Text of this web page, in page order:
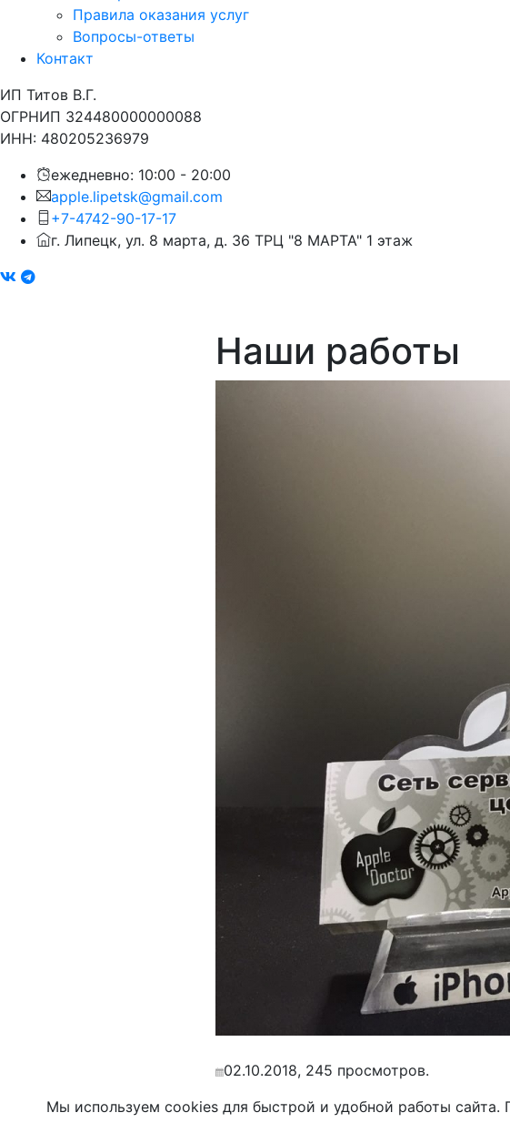
Правила оказания услуг
Вопросы-ответы
Контакт
ИП Титов В.Г.
ОГРНИП 324480000000088
ИНН: 480205236979
ежедневно: 10:00 - 20:00
apple.lipetsk@gmail.com
+7-4742-90-17-17
г. Липецк, ул. 8 марта, д. 36 ТРЦ "8 МАРТА" 1 этаж
Наши работы
02.10.2018, 245 просмотров.
Мы используем cookies для быстрой и удобной работы